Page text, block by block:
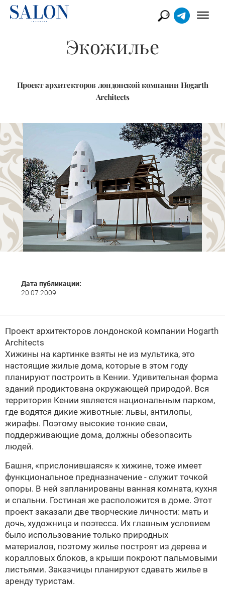
Экожилье
Проект архитекторов лондонской компании Hogarth
Architects
Дата публикации:
20.07.2009
Проект архитекторов лондонской компании Hogarth
Architects
Хижины на картинке взяты не из мультика, это
настоящие жилые дома, которые в этом году
планируют построить в Кении. Удивительная форма
зданий продиктована окружающей природой. Вся
территория Кении является национальным парком,
где водятся дикие животные: львы, антилопы,
жирафы. Поэтому высокие тонкие сваи,
поддерживающие дома, должны обезопасить
людей.
Башня, «прислонившаяся» к хижине, тоже имеет
функциональное предназначение - служит точкой
опоры. В ней запланированы ванная комната, кухня
и спальни. Гостиная же расположится в доме. Этот
проект заказали две творческие личности: мать и
дочь, художница и поэтесса. Их главным условием
было использование только природных
материалов, поэтому жилье построят из дерева и
коралловых блоков, а крыши покроют пальмовыми
листьями. Заказчицы планируют сдавать жилье в
аренду туристам.